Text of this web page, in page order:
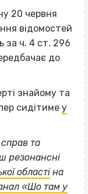
20 червня
відомостей
за ч. 4 ст. 296
до
знайому та
сидітиме у
та
резонансні
області на
«Шо там у